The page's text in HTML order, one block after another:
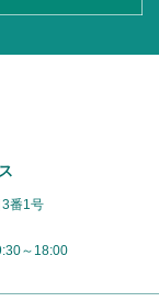
番1号
～18:00